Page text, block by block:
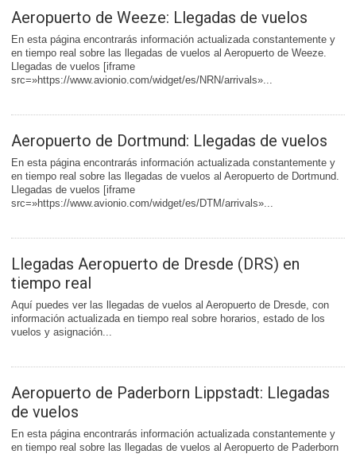
Aeropuerto de Weeze: Llegadas de vuelos
En esta página encontrarás información actualizada constantemente y
en tiempo real sobre las llegadas de vuelos al Aeropuerto de Weeze.
Llegadas de vuelos [iframe
src=»https://www.avionio.com/widget/es/NRN/arrivals»...
Aeropuerto de Dortmund: Llegadas de vuelos
En esta página encontrarás información actualizada constantemente y
en tiempo real sobre las llegadas de vuelos al Aeropuerto de Dortmund.
Llegadas de vuelos [iframe
src=»https://www.avionio.com/widget/es/DTM/arrivals»...
Llegadas Aeropuerto de Dresde (DRS) en
tiempo real
Aquí puedes ver las llegadas de vuelos al Aeropuerto de Dresde, con
información actualizada en tiempo real sobre horarios, estado de los
vuelos y asignación...
Aeropuerto de Paderborn Lippstadt: Llegadas
de vuelos
En esta página encontrarás información actualizada constantemente y
en tiempo real sobre las llegadas de vuelos al Aeropuerto de Paderborn